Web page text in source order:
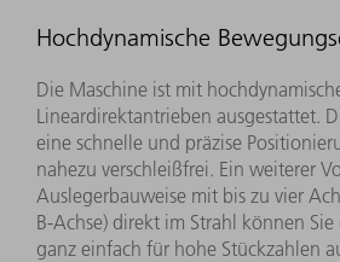
Hochdynamische
Die Maschine ist mit
Lineardirektantrieben ausgestattet.
eine schnelle und präzise
nahezu verschleißfrei. Ein weiterer
Auslegerbauweise mit bis zu vier
B-Achse) direkt im Strahl können Sie
ganz einfach für hohe Stückzahlen